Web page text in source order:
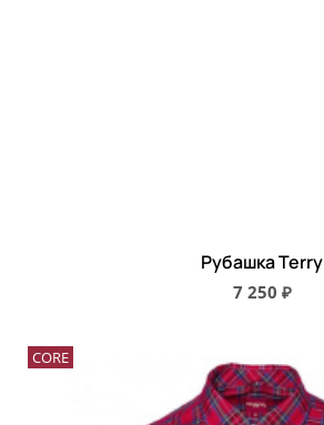
Рубашка Terry
7 250 ₽
CORE